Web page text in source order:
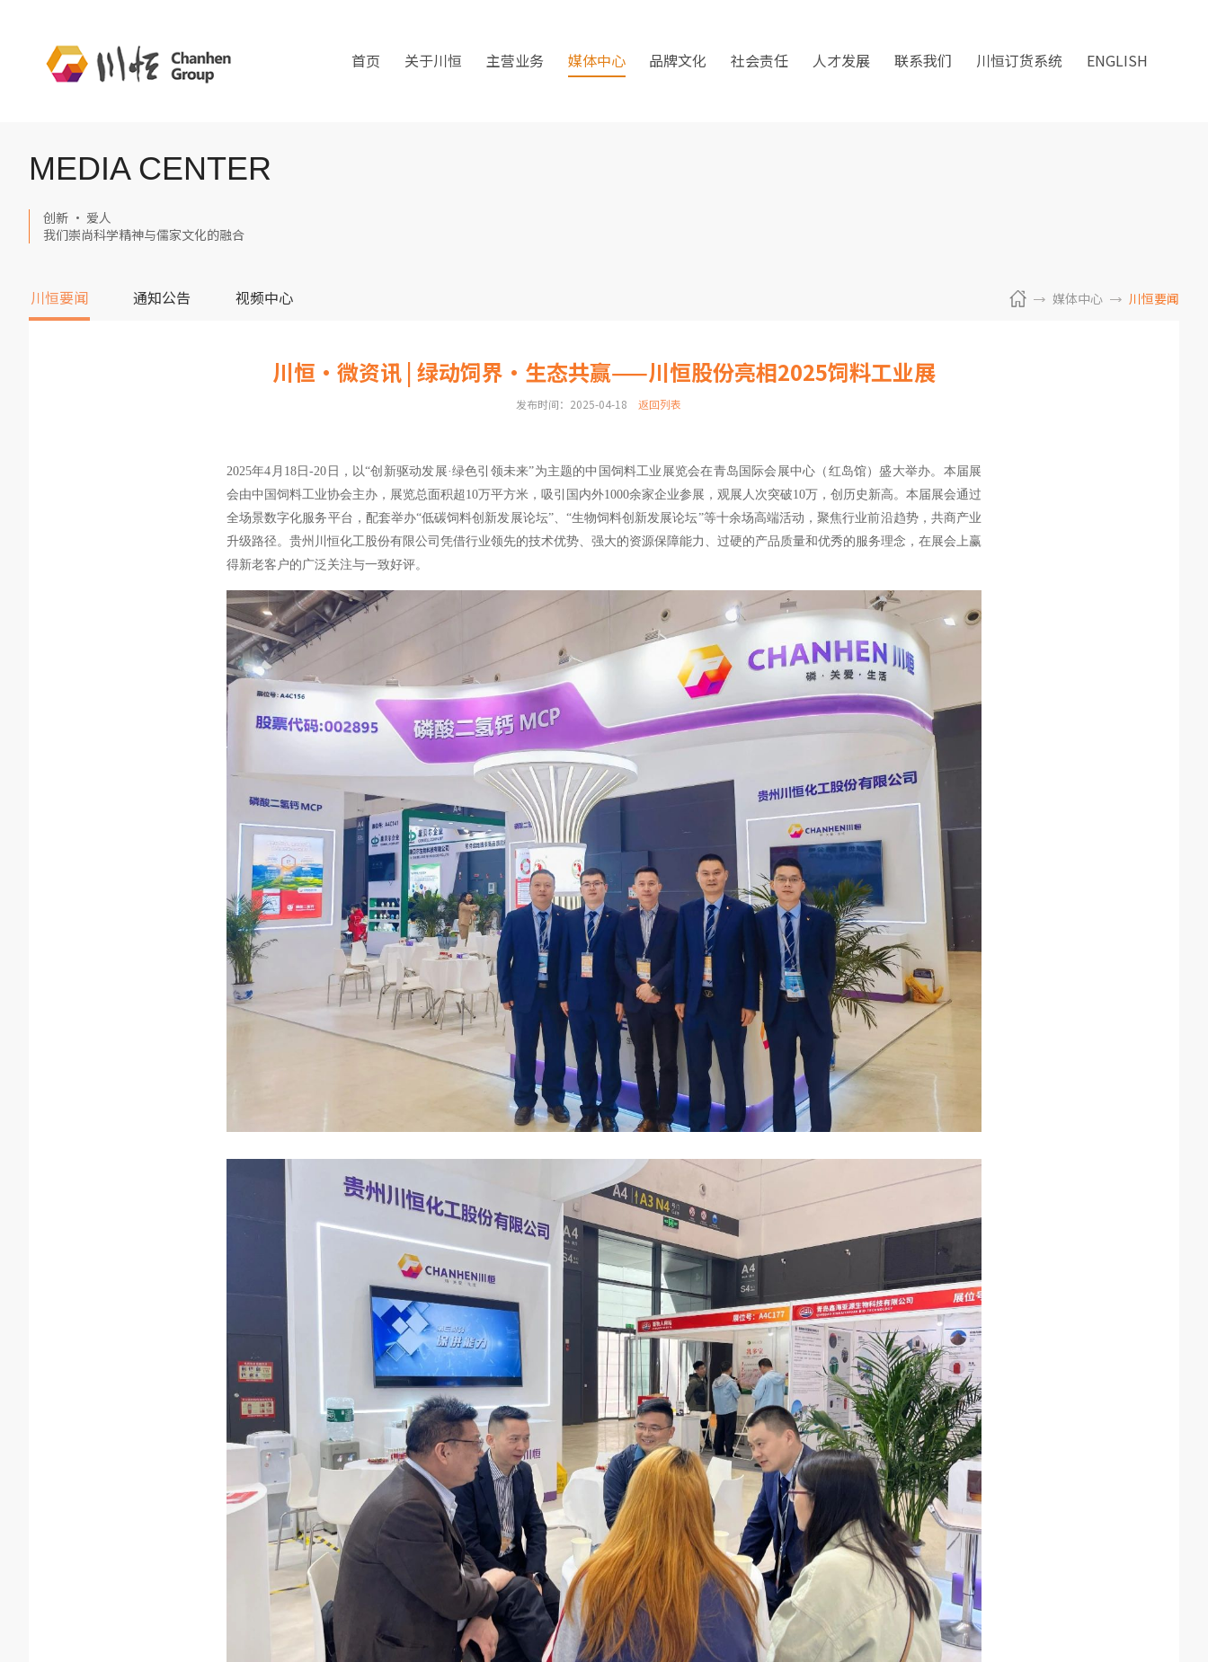
首页 关于川恒 主营业务 媒体中心 品牌文化 社会责任 人才发展 联系我们 川恒订货系统 ENGLISH
MEDIA CENTER
创新 · 爱人
我们崇尚科学精神与儒家文化的融合
川恒要闻 通知公告 视频中心 媒体中心 川恒要闻
川恒·微资讯 | 绿动饲界·生态共赢——川恒股份亮相2025饲料工业展
发布时间：2025-04-18 返回列表
2025年4月18日-20日，以“创新驱动发展·绿色引领未来”为主题的中国饲料工业展览会在青岛国际会展中心（红岛馆）盛大举办。本届展
会由中国饲料工业协会主办，展览总面积超10万平方米，吸引国内外1000余家企业参展，观展人次突破10万，创历史新高。 本届展会通过
全场景数字化服务平台，配套举办“低碳饲料创新发展论坛”、“生物饲料创新发展论坛”等十余场高端活动，聚焦行业前沿趋势，共商产业
升级路径。贵州川恒化工股份有限公司 凭借行业领先的技术优势、强大的资源保障能力、过硬的产品质量和优秀的服务理念，在展会上赢
得新老客户的广泛关注与一致好评。